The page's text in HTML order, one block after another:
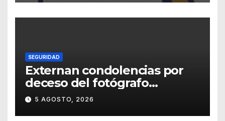
SEGURIDAD
Externan condolencias por
deceso del fotógrafo
Emmanuel Montero
5 AGOSTO, 2026